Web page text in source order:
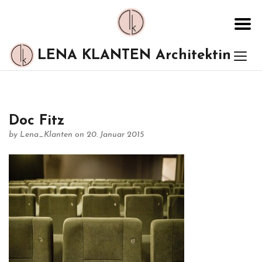
LENA KLANTEN Architektin
Doc Fitz
by Lena_Klanten on 20. Januar 2015